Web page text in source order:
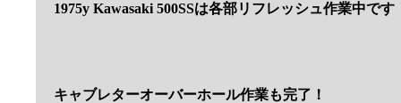
1975y Kawasaki 500SSは各部リフレッシュ作業中です
キャブレターオーバーホール作業も完了！